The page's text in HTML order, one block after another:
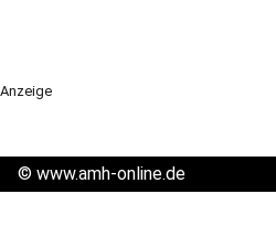
Anzeige
© www.amh-online.de